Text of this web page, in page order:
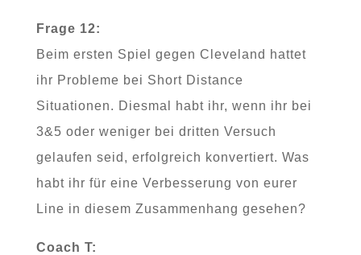
Frage 12:
Beim ersten Spiel gegen Cleveland hattet
ihr Probleme bei Short Distance
Situationen. Diesmal habt ihr, wenn ihr bei
3&5 oder weniger bei dritten Versuch
gelaufen seid, erfolgreich konvertiert. Was
habt ihr für eine Verbesserung von eurer
Line in diesem Zusammenhang gesehen?
Coach T: